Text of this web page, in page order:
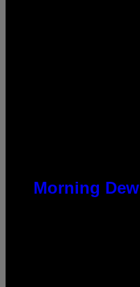
Morning Dew